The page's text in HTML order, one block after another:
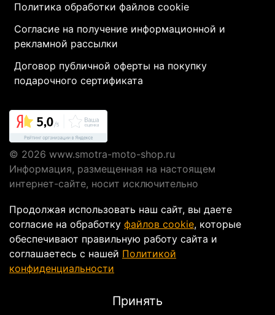
Политика обработки файлов cookie
Согласие на получение информационной и
рекламной рассылки
Договор публичной оферты на покупку
подарочного сертификата
© 2026 www.smotra-moto-shop.ru
Информация, размещенная на настоящем
интернет-сайте, носит исключительно
публичной офертой, определяемой положениями
Статьи 437 ГК РФ.
Интернет-магазин мотоэкипировки в Москве
ИП Кусакин Александр ИНН 772072986238 ОГРН
Продолжая использовать наш сайт, вы даете
согласие на обработку файлов cookie, которые
обеспечивают правильную работу сайта и
соглашаетесь с нашей Политикой
конфиденциальности
Принять